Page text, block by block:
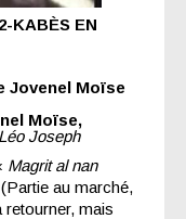
KABÈS EN
Jovenel Moïse
Moïse,
Joseph
Magrit al nan
au marché,
retourner, mais